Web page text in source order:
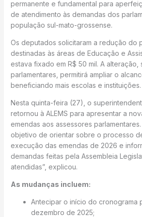
permanente e fundamental para
de atendimento às demandas dos
população sul-mato-grossense.
Os deputados solicitaram a redução do
destinadas às áreas de Educação e
estava fixado em R$ 50 mil. A alteração,
parlamentares, permitirá ampliar o
beneficiando mais escolas e instituições.
Nesta quinta-feira (27), o
retornou à ALEMS para apresentar a
emendas aos assessores
objetivo de orientar sobre o processo
execução das emendas de 2026 e
demandas feitas pela Assembleia
atendidas”, explicou.
As mudanças incluem:
Antecipar o início do cronograma
dezembro de 2025;